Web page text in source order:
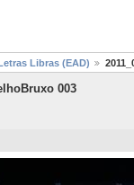
Libras (EAD)
003